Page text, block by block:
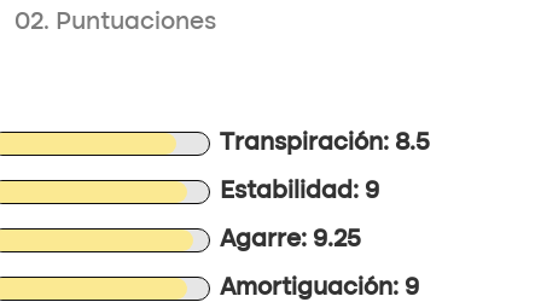
02. Puntuaciones
Transpiración: 8.5
Estabilidad: 9
Agarre: 9.25
Amortiguación: 9